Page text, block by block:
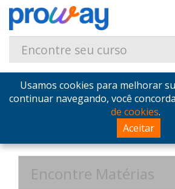
Usamos cookies para melhorar
continuar navegando, você
de cookies.
Aceitar
Home Blog Postagens de
Postagens de
2025 no Blog - ProWay